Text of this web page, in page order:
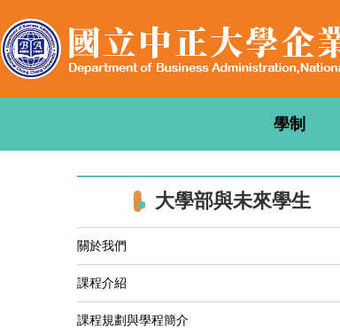
到
主
要
學制
大學部與未來學生
關於我們
課程介紹
課程規劃與學程簡介